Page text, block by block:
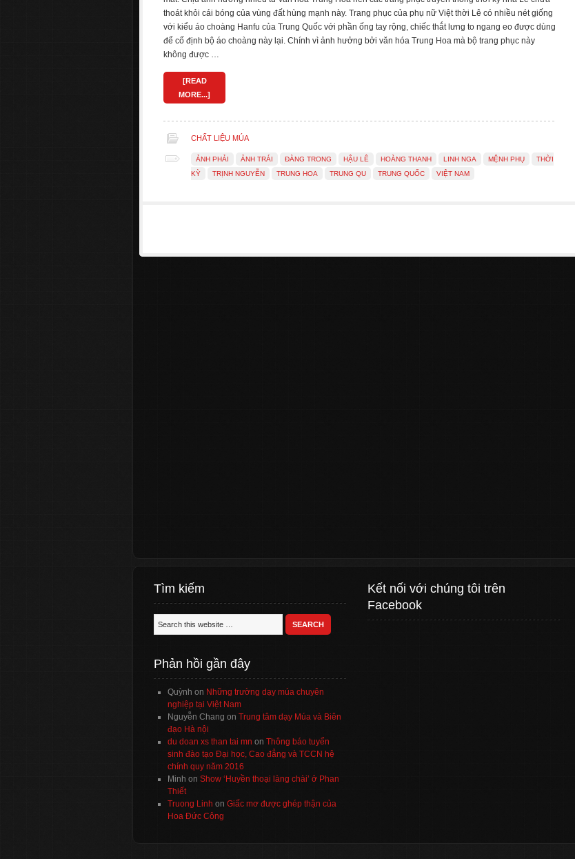
thoát khỏi cái bóng của vùng đất hùng mạnh này. Trang phục của phụ nữ Việt thời Lê có nhiều nét giống
với kiểu áo choàng Hanfu của Trung Quốc với phần ống tay rộng, chiếc thắt lưng to ngang eo được dùng
để cố định bộ áo choàng này lại. Chính vì ảnh hưởng bởi văn hóa Trung Hoa mà bộ trang phục này
không được …
[READ
MORE...]
CHẤT LIỆU MÚA
ẢNH PHẢI ẢNH TRÁI ĐÀNG TRONG HẬU LÊ HOÀNG THANH LINH NGA MỆNH PHỤ
THỜI
KỲ
TRỊNH NGUYỄN TRUNG HOA TRUNG QU TRUNG QUỐC VIỆT NAM
Tìm kiếm
Phản hồi gần đây
Quỳnh on Những trường dạy múa chuyên
nghiệp tại Việt Nam
Nguyễn Chang on Trung tâm dạy Múa và Biên
đạo Hà nội
du doan xs than tai mn on Thông báo tuyển
sinh đào tạo Đại học, Cao đẳng và TCCN hệ
chính quy năm 2016
Minh on Show ‘Huyền thoại làng chài’ ở Phan
Thiết
Truong Linh on Giấc mơ được ghép thận của
Hoa Đức Công
Kết nối với chúng tôi trên
Facebook